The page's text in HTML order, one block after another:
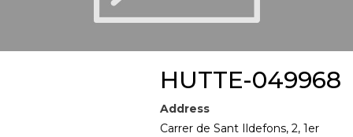
HUTTE-049968
Address
Carrer de Sant Ildefons, 2, 1er